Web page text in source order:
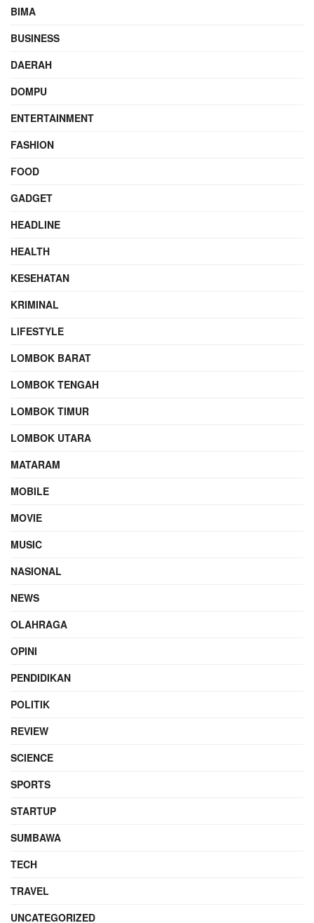
BIMA
BUSINESS
DAERAH
DOMPU
ENTERTAINMENT
FASHION
FOOD
GADGET
HEADLINE
HEALTH
KESEHATAN
KRIMINAL
LIFESTYLE
LOMBOK BARAT
LOMBOK TENGAH
LOMBOK TIMUR
LOMBOK UTARA
MATARAM
MOBILE
MOVIE
MUSIC
NASIONAL
NEWS
OLAHRAGA
OPINI
PENDIDIKAN
POLITIK
REVIEW
SCIENCE
SPORTS
STARTUP
SUMBAWA
TECH
TRAVEL
UNCATEGORIZED